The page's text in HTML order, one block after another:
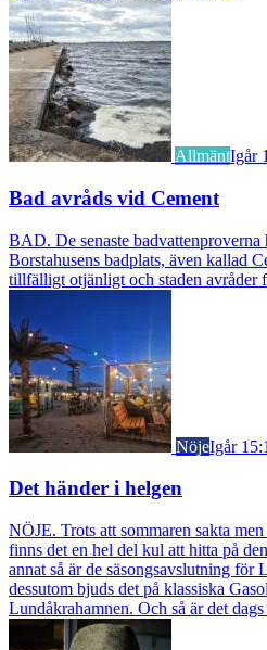
AllmäntIgår
Bad avråds vid Cement
BAD. De senaste
Borstahusens badplats, även kallad
tillfälligt otjänligt och staden avråder
NöjeIgår
Det händer i helgen
NÖJE. Trots att sommaren sakta
finns det en hel del kul att hitta på
annat så är de säsongsavslutning för
dessutom bjuds det på klassiska
Lundåkrahamnen. Och så är det